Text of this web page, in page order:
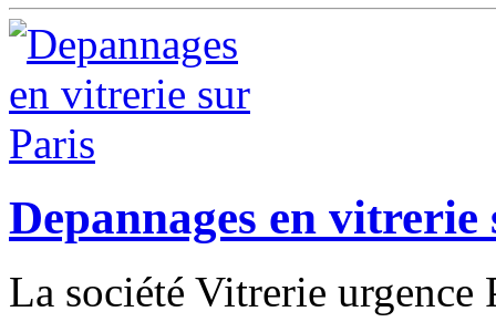
Depannages en vitrerie
La société Vitrerie urgence